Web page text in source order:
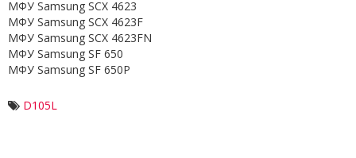
МФУ Samsung SCX 4623
МФУ Samsung SCX 4623F
МФУ Samsung SCX 4623FN
МФУ Samsung SF 650
МФУ Samsung SF 650P
D105L